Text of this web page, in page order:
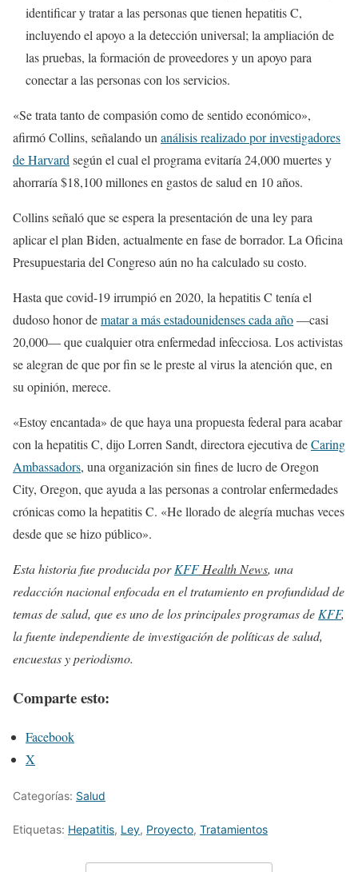
identificar y tratar a las personas que tienen hepatitis C,
incluyendo el apoyo a la detección universal; la ampliación de
las pruebas, la formación de proveedores y un apoyo para
conectar a las personas con los servicios.
«Se trata tanto de compasión como de sentido económico»,
afirmó Collins, señalando unanálisis realizado por investigadores
de Harvardsegún el cual el programa evitaría 24,000 muertes y
ahorraría $18,100 millones en gastos de salud en 10 años.
Collins señaló que se espera la presentación de una ley para
aplicar el plan Biden, actualmente en fase de borrador. La Oficina
Presupuestaria del Congreso aún no ha calculado su costo.
Hasta que covid-19 irrumpió en 2020, la hepatitis C tenía el
dudoso honor dematar a más estadounidenses cada año—casi
20,000— que cualquier otra enfermedad infecciosa. Los activistas
se alegran de que por fin se le preste al virus la atención que, en
su opinión, merece.
«Estoy encantada» de que haya una propuesta federal para acabar
con la hepatitis C, dijo Lorren Sandt, directora ejecutiva deCaring
Ambassadors, una organización sin fines de lucro de Oregon
City, Oregon, que ayuda a las personas a controlar enfermedades
crónicas como la hepatitis C. «He llorado de alegría muchas veces
desde que se hizo público».
Esta historia fue producida porKFFHealth News, una
redacción nacional enfocada en el tratamiento en profundidad de
temas de salud, que es uno de los principales programas deKFF,
la fuente independiente de investigación de políticas de salud,
encuestas y periodismo.
Comparte esto:
Facebook
X
Categorías: Salud
Etiquetas: Hepatitis, Ley, Proyecto, Tratamientos